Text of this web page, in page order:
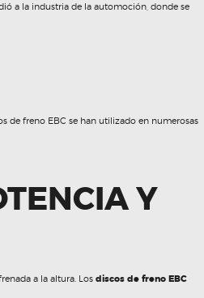
a la industria de la automoción, donde se
de freno EBC se han utilizado en numerosas
Y
a la altura. Los discos de freno EBC